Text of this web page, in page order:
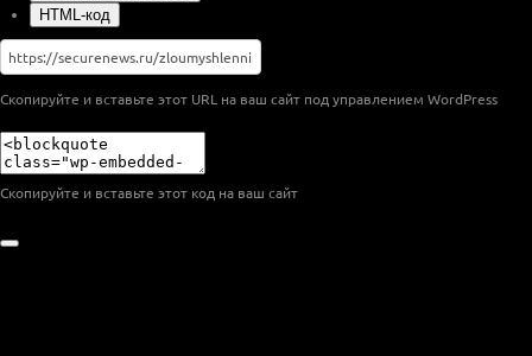
HTML-код
Скопируйте и вставьте этот URL на ваш сайт под управлением WordPress
Скопируйте и вставьте этот код на ваш сайт